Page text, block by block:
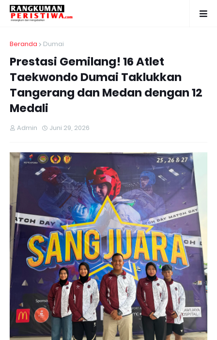
Beranda Dumai
Prestasi Gemilang! 16 Atlet
Taekwondo Dumai Taklukkan
Tangerang dan Medan dengan 12
Medali
Admin Juni 29, 2026